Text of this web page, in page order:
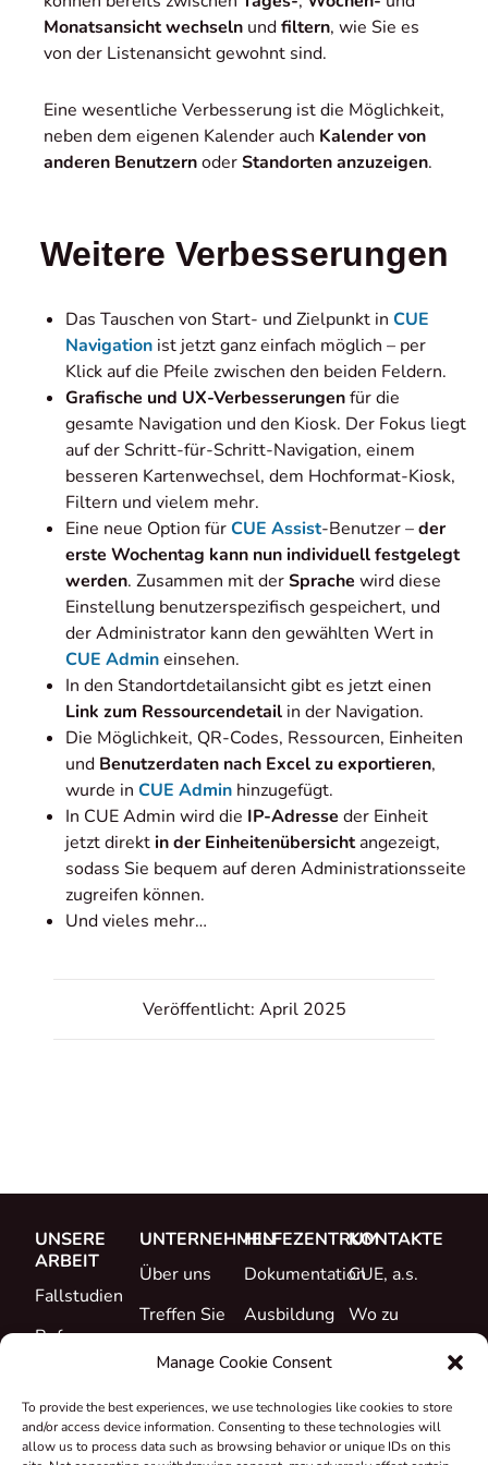
Manage Cookie Consent
To provide the best experiences, we use technologies like cookies to store
and/or access device information. Consenting to these technologies will
allow us to process data such as browsing behavior or unique IDs on this
Monatsansichtwechseln undfiltern, wie Sie es
von der Listenansicht gewohnt sind.
Eine wesentliche Verbesserung ist die Möglichkeit,
neben dem eigenen Kalender auch Kalender von
anderen BenutzernoderStandorten anzuzeigen.
Weitere Verbesserungen
Das Tauschen von Start- und Zielpunkt in CUE
Navigation ist jetzt ganz einfach möglich – per
Klick auf die Pfeile zwischen den beiden Feldern.
Grafische und UX-Verbesserungenfür die
gesamte Navigation und den Kiosk. Der Fokus liegt
auf der Schritt-für-Schritt-Navigation, einem
besseren Kartenwechsel, dem Hochformat-Kiosk,
Filtern und vielem mehr.
Eine neue Option fürCUE Assist-Benutzer –der
erste Wochentag kann nun individuell festgelegt
werden. Zusammen mit derSprache wird diese
Einstellung benutzerspezifisch gespeichert, und
der Administrator kann den gewählten Wert in
CUE Admineinsehen.
In den Standortdetailansicht gibt es jetzt einen
Link zum Ressourcendetail in der Navigation.
Die Möglichkeit, QR-Codes, Ressourcen, Einheiten
und Benutzerdaten nach Excelzu exportieren,
wurde in CUE Admin hinzugefügt.
In CUE Admin wird die IP-Adresse der Einheit
jetzt direktin der Einheitenübersichtangezeigt,
sodass Sie bequem auf deren Administrationsseite
zugreifen können.
Und vieles mehr…
Veröffentlicht: April 2025
UNSERE
ARBEIT
Fallstudien
Referenzen
UNTERNEHMEN
Über uns
Treffen Sie
das Team
Zertifikate &
Erklärungen
HILFEZENTRUM
Dokumentation
Ausbildung
Support
KONTAKTE
CUE, a.s.
Wo zu
kaufen